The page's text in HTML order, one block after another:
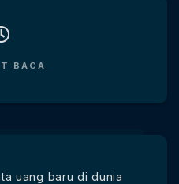
BACA
uang baru di dunia